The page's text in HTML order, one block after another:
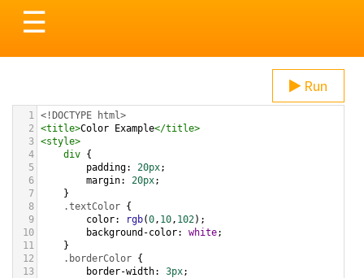
Toggle
navigation
☰
Run
1 <!DOCTYPE html>
2
<title>Color Example</title>
3 <style>
4
div {
5
padding: 20px;
6
margin: 20px;
7
}
8
.textColor {
9
color: rgb(0, 10, 102);
10
background-color: white;
11
}
12
.borderColor {
13
border-width: 3px;